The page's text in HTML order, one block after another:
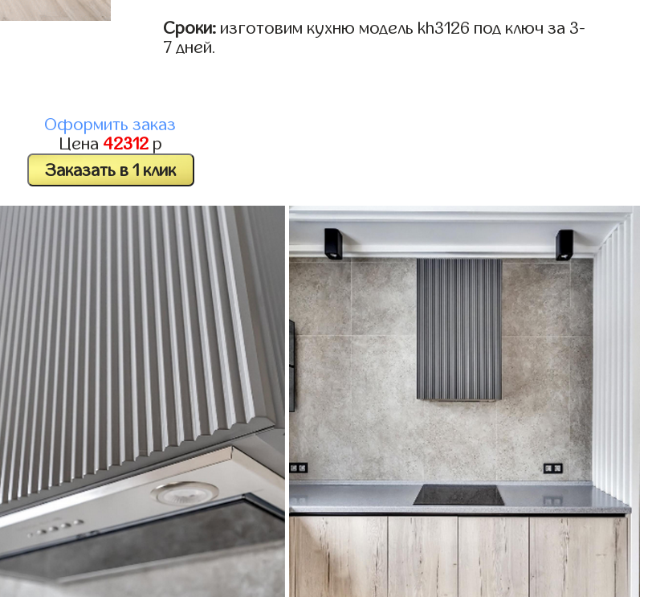
Сроки: изготовим кухню модель kh3126 под ключ за 3-
7 дней.
Оформить заказ
Цена 42312р
Заказать в 1 клик